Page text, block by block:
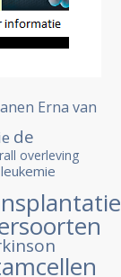
Erna van
de
overleving
leukemie